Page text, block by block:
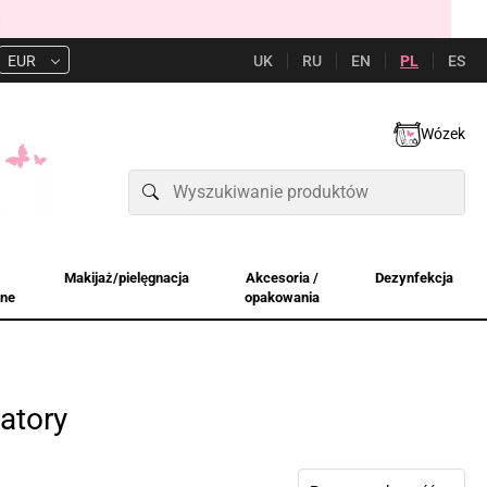
EUR UK RU EN PL ES
Wózek
Makijaż/pielęgnacja
Akcesoria /
opakowania
Dezynfekcja